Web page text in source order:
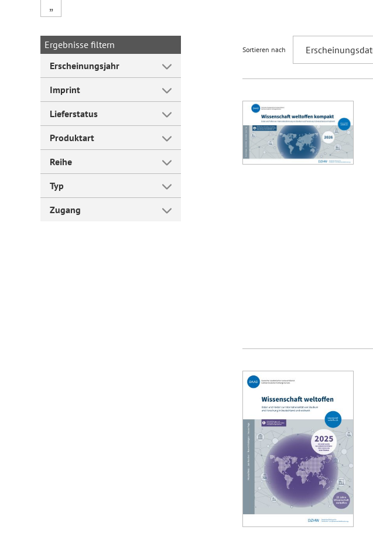
Forum Arbeitslehre
„
Ergebnisse filtern
Erscheinungsjahr
Imprint
Lieferstatus
Produktart
Reihe
Typ
Zugang
Sortieren nach